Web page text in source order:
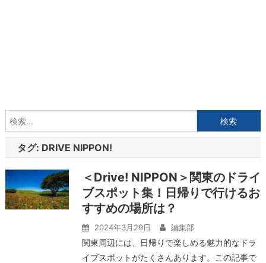
索:
タグ: DRIVE NIPPON!
＜Drive! NIPPON＞関東のドライ
ブスポット集！日帰りで行けるお
すすめの場所は？
2024年3月29日 編集部
関東周辺には、日帰りで楽しめる魅力的なドラ
イブスポットがたくさんあります。この記事で